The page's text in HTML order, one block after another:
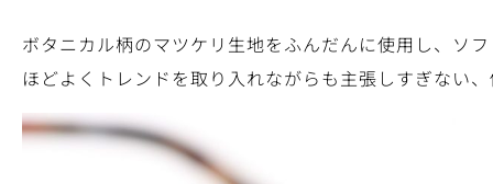
ボタニカル柄のマツケリ生地をふんだんに使用し、ソ
ほどよくトレンドを取り入れながらも主張しすぎない